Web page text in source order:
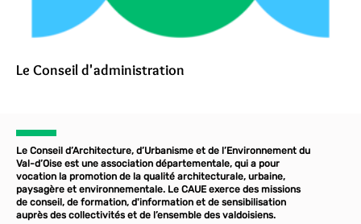
Le Conseil d'administration
Le Conseil d’Architecture, d’Urbanisme et de l’Environnement du
Val-d’Oise est une association départementale, qui a pour
vocation la promotion de la qualité architecturale, urbaine,
paysagère et environnementale. Le CAUE exerce des missions
de conseil, de formation, d'information et de sensibilisation
auprès des collectivités et de l’ensemble des valdoisiens.